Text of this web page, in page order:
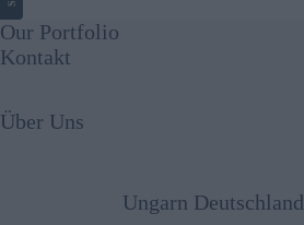
Our Portfolio
Kontakt
Über Uns
Ungarn Deutschland